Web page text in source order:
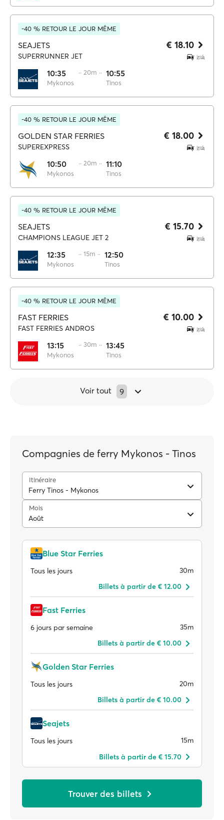
-40 % RETOUR LE JOUR MÊME
SEAJETS
SUPERRUNNER JET
10:35
Mykonos
·· 20m ·· 10:55
Tinos
€ 18.10
-40 % RETOUR LE JOUR MÊME
GOLDEN STAR FERRIES
SUPEREXPRESS
10:50
Mykonos
·· 20m ·· 11:10
Tinos
€ 18.00
-40 % RETOUR LE JOUR MÊME
SEAJETS
CHAMPIONS LEAGUE JET 2
12:35
Mykonos
·· 15m ·· 12:50
Tinos
€ 15.70
-40 % RETOUR LE JOUR MÊME
FAST FERRIES
FAST FERRIES ANDROS
13:15
Mykonos
·· 30m ·· 13:45
Tinos
€ 10.00
Voir tout 9
Compagnies de ferry Mykonos - Tinos
Itinéraire
Ferry Tinos - Mykonos
Mois
Août
Blue Star Ferries
Tous les jours
30m
Billets à partir de € 12.00
Fast Ferries
6 jours par semaine
35m
Billets à partir de € 10.00
Golden Star Ferries
Tous les jours
20m
Billets à partir de € 10.00
Seajets
Tous les jours
15m
Billets à partir de € 15.70
Trouver des billets